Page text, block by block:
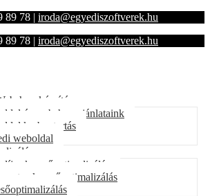
89 78 | iroda@egyediszoftverek.hu
89 78 | iroda@egyediszoftverek.hu
készítés
és webshop ajánlataink
karbantartás
weboldal
keresőoptimalizálás
keresőoptimalizálás